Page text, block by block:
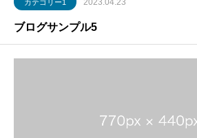
カテゴリー1 2023.04.23
ブログサンプル5